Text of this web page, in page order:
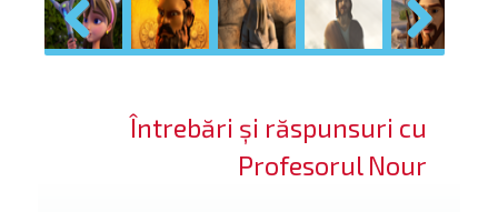
Previous Next
Întrebări și răspunsuri cu
Profesorul Nour